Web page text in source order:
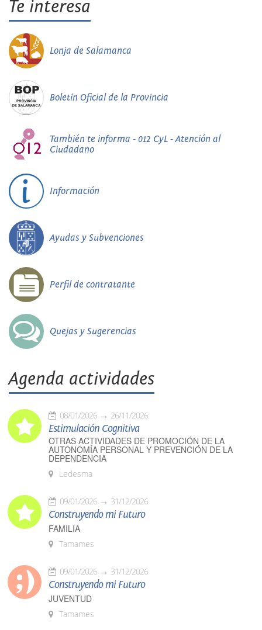
Te interesa
Lonja de Salamanca
Boletín Oficial de la Provincia
También te informa - 012 CyL - Atención al
Ciudadano
Información
Ayudas y Subvenciones
Perfil de contratante
Quejas y Sugerencias
Agenda actividades
08/01/2026 26/11/2026
Estimulación Cognitiva
OTRAS ACTIVIDADES DE PROMOCIÓN DE LA
AUTONOMÍA PERSONAL Y PREVENCIÓN DE LA
DEPENDENCIA
Ledesma
09/01/2026 31/12/2026
Construyendo mi Futuro
FAMILIA
Tamames
09/01/2026 31/12/2026
Construyendo mi Futuro
JUVENTUD
Tamames